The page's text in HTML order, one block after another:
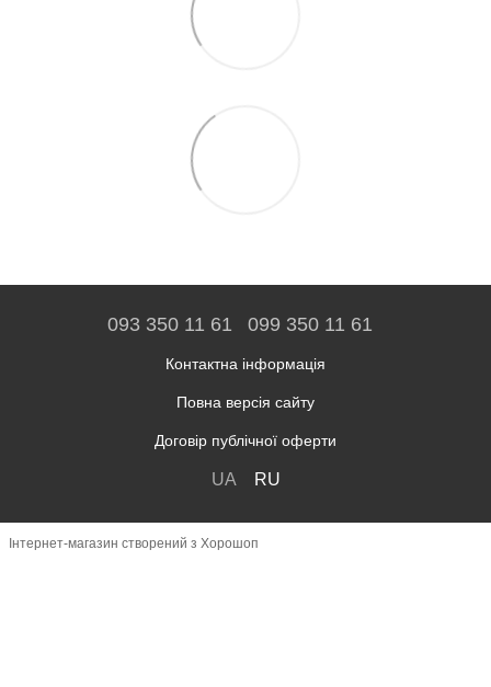
093 350 11 61 099 350 11 61
Контактна інформація
Повна версія сайту
Договір публічної оферти
UA RU
Інтернет-магазин створений з Хорошоп